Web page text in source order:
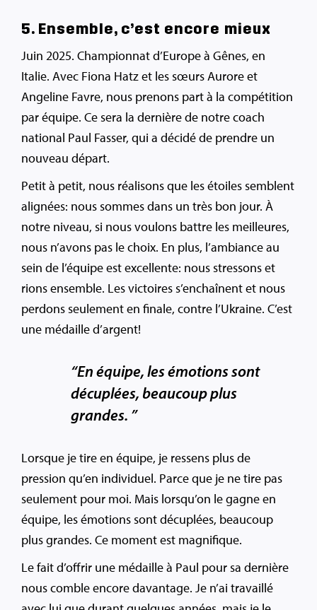
5. Ensemble, c’est encore mieux
Juin 2025. Championnat d’Europe à Gênes, en
Italie. Avec Fiona Hatz et les sœurs Aurore et
Angeline Favre, nous prenons part à la compétition
par équipe. Ce sera la dernière de notre coach
national Paul Fasser, qui a décidé de prendre un
nouveau départ.
Petit à petit, nous réalisons que les étoiles semblent
alignées: nous sommes dans un très bon jour. À
notre niveau, si nous voulons battre les meilleures,
nous n’avons pas le choix. En plus, l’ambiance au
sein de l’équipe est excellente: nous stressons et
rions ensemble. Les victoires s’enchaînent et nous
perdons seulement en finale, contre l’Ukraine. C’est
une médaille d’argent!
“En équipe, les émotions sont
décuplées, beaucoup plus
grandes. ”
Lorsque je tire en équipe, je ressens plus de
pression qu’en individuel. Parce que je ne tire pas
seulement pour moi. Mais lorsqu’on le gagne en
équipe, les émotions sont décuplées, beaucoup
plus grandes. Ce moment est magnifique.
Le fait d’offrir une médaille à Paul pour sa dernière
nous comble encore davantage. Je n’ai travaillé